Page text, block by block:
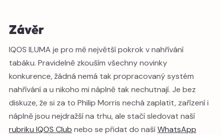
Závěr
IQOS ILUMA je pro mě největší pokrok v nahřívání
tabáku. Pravidelně zkouším všechny novinky
konkurence, žádná nemá tak propracovaný systém
nahřívání a u nikoho mi náplně tak nechutnají. Je bez
diskuze, že si za to Philip Morris nechá zaplatit, zařízení i
náplně jsou nejdražší na trhu, ale stačí sledovat naší
rubriku IQOS Club nebo se přidat do našíWhatsApp